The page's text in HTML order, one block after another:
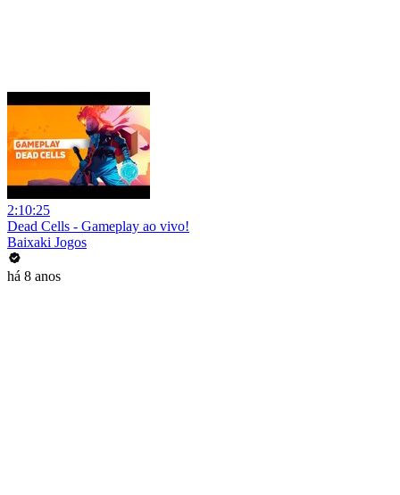
2:10:25
Dead Cells - Gameplay ao vivo!
Baixaki Jogos
há 8 anos